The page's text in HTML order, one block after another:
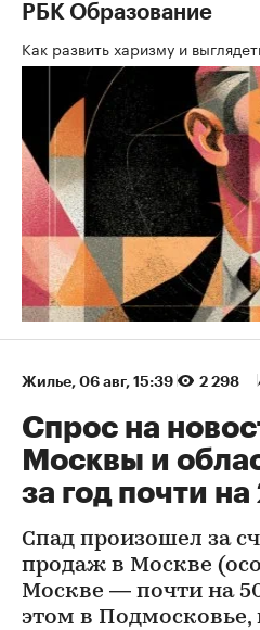
РБК Образование
Как развить харизму и
Жилье 06 авг, 15:39 2 298
Спрос на
Москвы и
за год почти на
Спад произошел за
продаж в Москве
Москве — почти на
этом в Подмосковье,